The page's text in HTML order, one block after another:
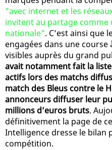
"avec internet et les
invitent au partage comme
nationale". C’est ainsi que
engagées dans une course
visibles auprès du grand
avait notamment fait la
actifs lors des matchs
match des Bleus contre le
annonceurs diffuser leur
millions d’euros bruts.
définitivement la page de
Intelligence dresse le bilan
compétition.